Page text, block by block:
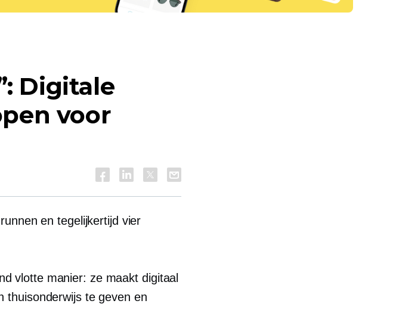
Digitale
voor
en tegelijkertijd vier
vlotte manier: ze maakt digitaal
thuisonderwijs te geven en